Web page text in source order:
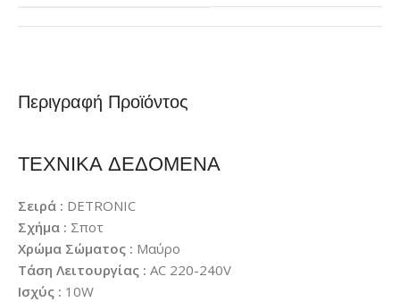
Περιγραφή Προϊόντος
ΤΕΧΝΙΚΑ ΔΕΔΟΜΕΝΑ
Σειρά : DETRONIC
Σχήμα : Σποτ
Χρώμα Σώματος : Μαύρο
Τάση Λειτουργίας : AC 220-240V
Ισχύς : 10W